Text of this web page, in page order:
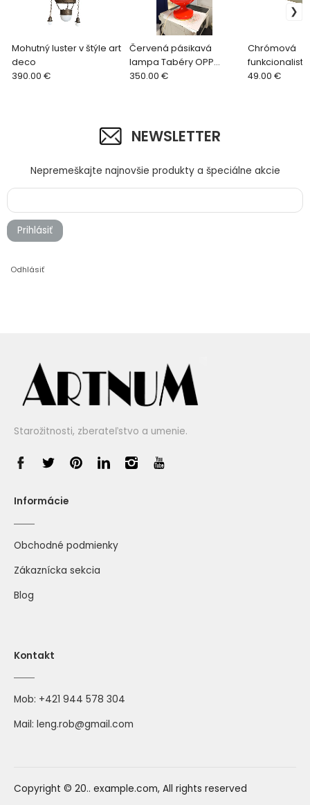
Mohutný luster v štýle art
deco
390.00 €
Červená pásikavá
lampa Tabéry OPP
Jihlava
350.00 €
Chrómová
na stenu
49.00 €
NEWSLETTER
Nepremeškajte najnovšie produkty a špeciálne akcie
Prihlásiť
Odhlásiť
Starožitnosti, zberateľstvo a umenie.
Informácie
Obchodné podmienky
Zákaznícka sekcia
Blog
Kontakt
Mob: +421 944 578 304
Mail: leng.rob@gmail.com
Copyright © 20.. example.com, All rights reserved